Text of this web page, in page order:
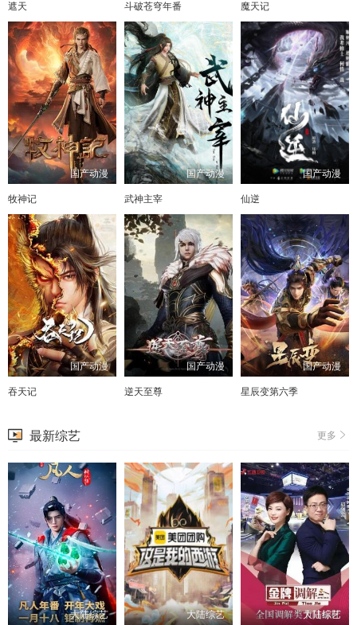
遮天 斗破苍穹年番 魔天记
国产动漫
牧神记
国产动漫
武神主宰
国产动漫
仙逆
国产动漫
吞天记
国产动漫
逆天至尊
国产动漫
星辰变第六季
更多
最新综艺
大陆综艺 大陆综艺 大陆综艺